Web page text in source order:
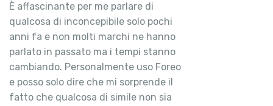
È affascinante per me parlare di
qualcosa di inconcepibile solo pochi
anni fa e non molti marchi ne hanno
parlato in passato ma i tempi stanno
cambiando. Personalmente uso Foreo
e posso solo dire che mi sorprende il
fatto che qualcosa di simile non sia